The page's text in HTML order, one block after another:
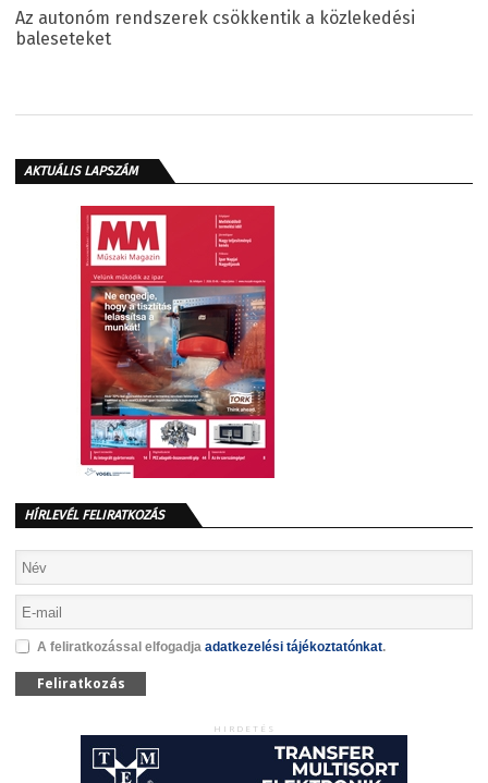
Az autonóm rendszerek csökkentik a közlekedési
baleseteket
AKTUÁLIS LAPSZÁM
HÍRLEVÉL FELIRATKOZÁS
A feliratkozással elfogadja adatkezelési tájékoztatónkat.
Feliratkozás
HIRDETÉS